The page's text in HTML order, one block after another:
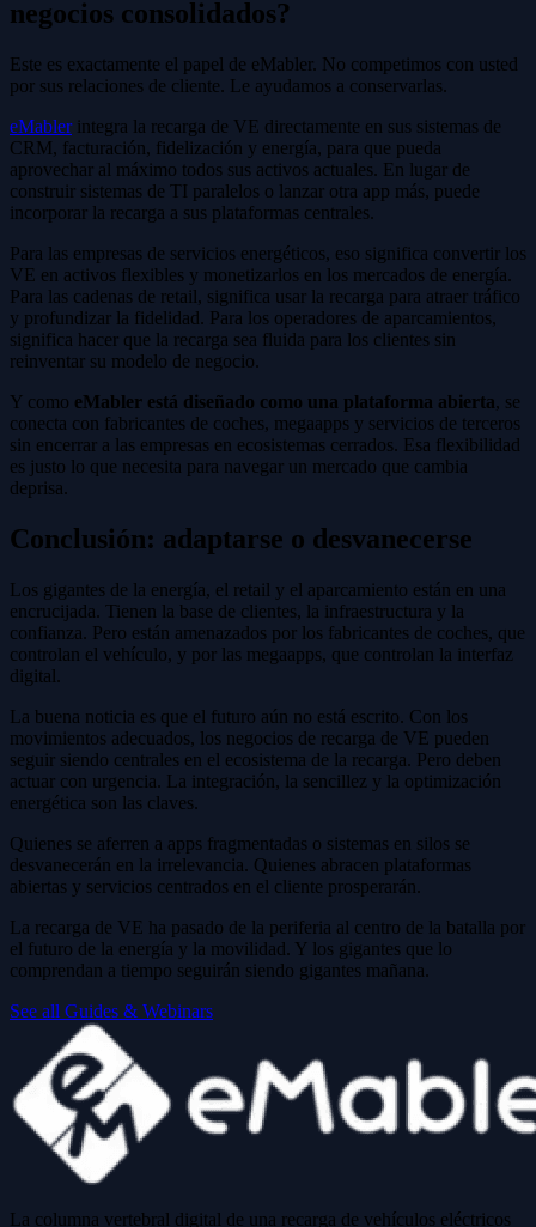
negocios consolidados?
Este es exactamente el papel de eMabler. No competimos con usted
por sus relaciones de cliente. Le ayudamos a conservarlas.
eMablerintegra la recarga de VE directamente en sus sistemas de
CRM, facturación, fidelización y energía, para que pueda
aprovechar al máximo todos sus activos actuales. En lugar de
construir sistemas de TI paralelos o lanzar otra app más, puede
incorporar la recarga a sus plataformas centrales.
Para las empresas de servicios energéticos, eso significa convertir los
VE en activos flexibles y monetizarlos en los mercados de energía.
Para las cadenas de retail, significa usar la recarga para atraer tráfico
y profundizar la fidelidad. Para los operadores de aparcamientos,
significa hacer que la recarga sea fluida para los clientes sin
reinventar su modelo de negocio.
Y como eMabler está diseñado como una plataforma abierta, se
conecta con fabricantes de coches, megaapps y servicios de terceros
sin encerrar a las empresas en ecosistemas cerrados. Esa flexibilidad
es justo lo que necesita para navegar un mercado que cambia
deprisa.
Conclusión: adaptarse o desvanecerse
Los gigantes de la energía, el retail y el aparcamiento están en una
encrucijada. Tienen la base de clientes, la infraestructura y la
confianza. Pero están amenazados por los fabricantes de coches, que
controlan el vehículo, y por las megaapps, que controlan la interfaz
digital.
La buena noticia es que el futuro aún no está escrito. Con los
movimientos adecuados, los negocios de recarga de VE pueden
seguir siendo centrales en el ecosistema de la recarga. Pero deben
actuar con urgencia. La integración, la sencillez y la optimización
energética son las claves.
Quienes se aferren a apps fragmentadas o sistemas en silos se
desvanecerán en la irrelevancia. Quienes abracen plataformas
abiertas y servicios centrados en el cliente prosperarán.
La recarga de VE ha pasado de la periferia al centro de la batalla por
el futuro de la energía y la movilidad. Y los gigantes que lo
comprendan a tiempo seguirán siendo gigantes mañana.
See all Guides & Webinars
La columna vertebral digital de una recarga de vehículos eléctricos